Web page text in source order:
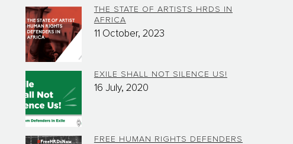
THE STATE OF ARTISTS HRDS IN
AFRICA
11 October, 2023
EXILE SHALL NOT SILENCE US!
16 July, 2020
FREE HUMAN RIGHTS DEFENDERS